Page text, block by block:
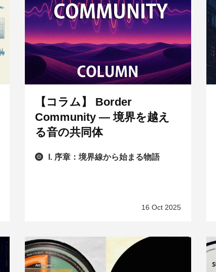
【コラム】 Border
Community — 境界を越え
る音の共同体
I. 序章：境界線から始まる物語
16 Oct 2025